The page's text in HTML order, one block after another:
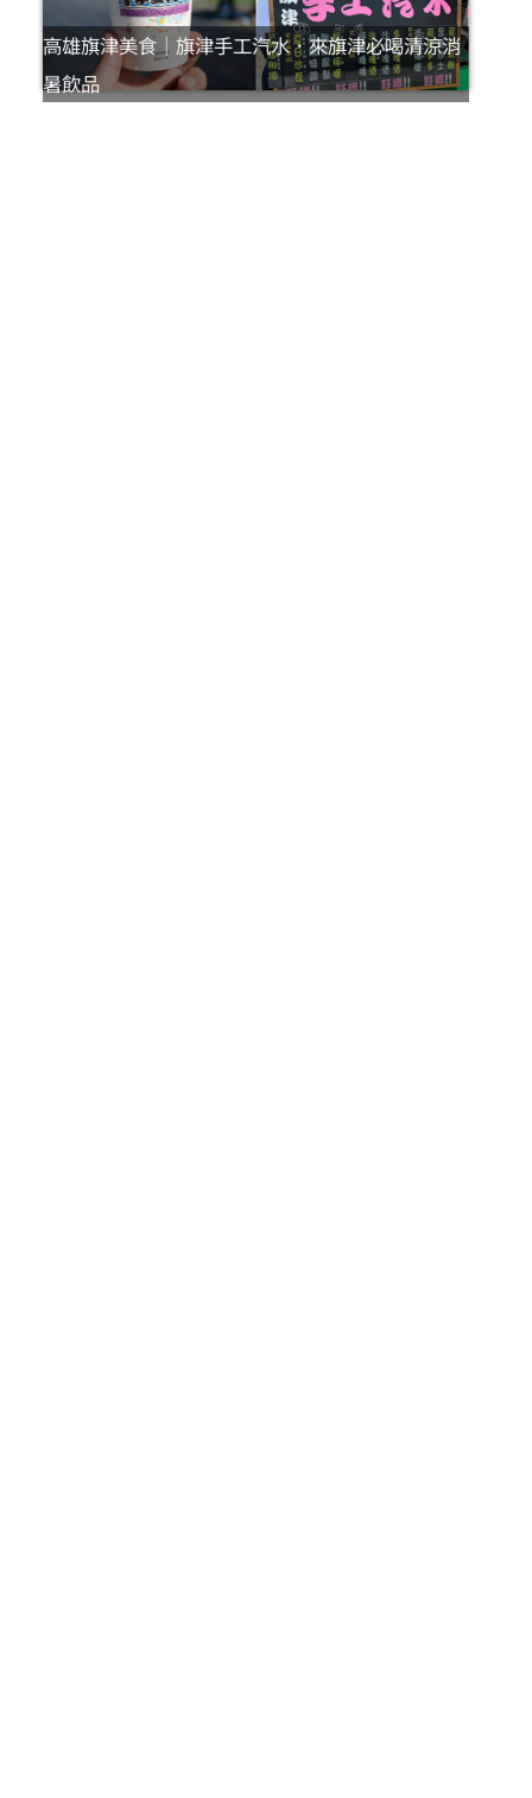
高雄旗津美食｜旗津手工汽水．來旗津必喝清涼消
暑飲品